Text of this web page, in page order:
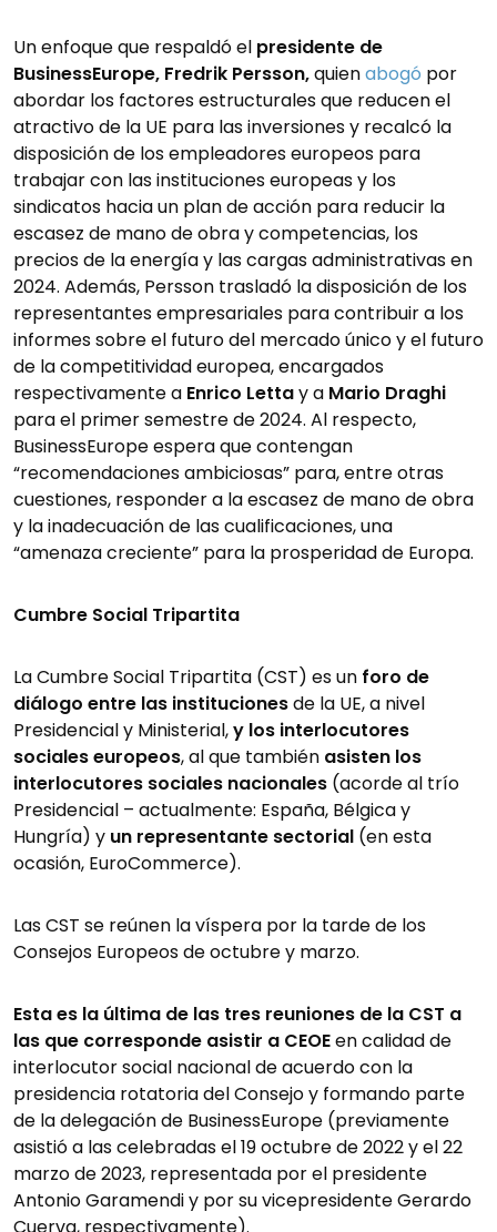
Un enfoque que respaldó el presidente de
BusinessEurope, Fredrik Persson,quienabogó por
abordar los factores estructurales que reducen el
atractivo de la UE para las inversiones y recalcó la
disposición de los empleadores europeos para
trabajar con las instituciones europeas y los
sindicatos hacia un plan de acción para reducir la
escasez de mano de obra y competencias, los
precios de la energía y las cargas administrativas en
2024. Además, Persson trasladó la disposición de los
representantes empresariales para contribuir a los
informes sobre el futuro del mercado único y el futuro
de la competitividad europea, encargados
respectivamente a Enrico Lettay a Mario Draghi
para el primer semestre de 2024. Al respecto,
BusinessEurope espera que contengan
“recomendaciones ambiciosas” para, entre otras
cuestiones, responder a la escasez de mano de obra
y la inadecuación de las cualificaciones, una
“amenaza creciente” para la prosperidad de Europa.
Cumbre Social Tripartita
La Cumbre Social Tripartita (CST) es un foro de
diálogo entre las institucionesde la UE, a nivel
Presidencial y Ministerial,y los interlocutores
sociales europeos, al que también asisten los
interlocutores sociales nacionales (acorde al trío
Presidencial – actualmente: España, Bélgica y
Hungría) y un representante sectorial (en esta
ocasión, EuroCommerce).
Las CST se reúnen la víspera por la tarde de los
Consejos Europeos de octubre y marzo.
Esta es la última de las tres reuniones de la CST a
las que corresponde asistir a CEOEen calidad de
interlocutor social nacional de acuerdo con la
presidencia rotatoria del Consejo y formando parte
de la delegación de BusinessEurope (previamente
asistió a las celebradas el 19 octubre de 2022 y el 22
marzo de 2023, representada por el presidente
Antonio Garamendi y por su vicepresidente Gerardo